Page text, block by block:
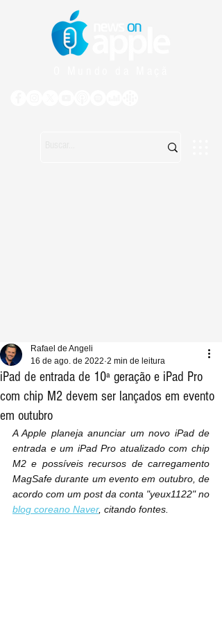
iPad de entrada de 10ª geração e iPad Pro
com chip M2 devem ser lançados em evento
em outubro
Rafael de Angeli
16 de ago. de 2022 2 min de leitura
A Apple planeja anunciar um novo iPad de
entrada e um iPad Pro atualizado com chip
M2 e possíveis recursos de carregamento
MagSafe durante um evento em outubro, de
blog coreano Naver, citando fontes.